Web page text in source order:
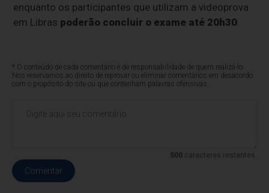
enquanto os participantes que utilizam a videoprova
em Libras poderão concluir o exame até 20h30
* O conteúdo de cada comentário é de responsabilidade de quem realizá-lo.
Nos reservamos ao direito de reprovar ou eliminar comentários em desacordo
com o propósito do site ou que contenham palavras ofensivas.
500caracteres restantes.
Comentar